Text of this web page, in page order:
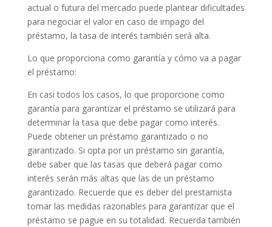
actual o futura del mercado puede plantear dificultades
para negociar el valor en caso de impago del
préstamo, la tasa de interés también será alta.
Lo que proporciona como garantía y cómo va a pagar
el préstamo:
En casi todos los casos, lo que proporcione como
garantía para garantizar el préstamo se utilizará para
determinar la tasa que debe pagar como interés.
Puede obtener un préstamo garantizado o no
garantizado. Si opta por un préstamo sin garantía,
debe saber que las tasas que deberá pagar como
interés serán más altas que las de un préstamo
garantizado. Recuerde que es deber del prestamista
tomar las medidas razonables para garantizar que el
préstamo se pague en su totalidad. Recuerda también